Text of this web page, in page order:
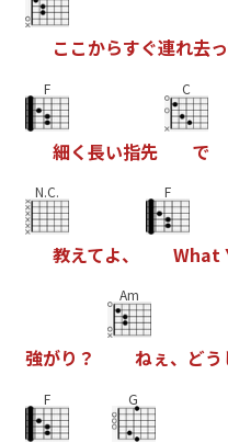
こ こからすぐ連れ去っ
F
細く長い指先
C
で
N.C.
教えてよ、
F
What
強がり ？
Am
ねぇ、 どう
F G